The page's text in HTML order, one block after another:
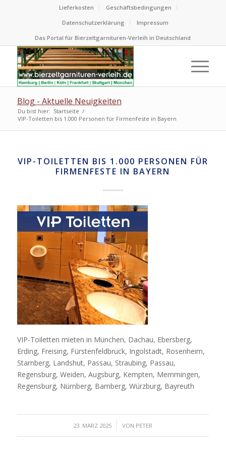
Lieferkosten
Geschäftsbedingungen
Datenschutzerklärung
Impressum
Das Portal für Bierzeltgarnituren-Verleih in Deutschland
Blog - Aktuelle Neuigkeiten
Du bist hier: Startseite /
VIP-Toiletten bis 1.000 Personen für Firmenfeste in Bayern
VIP-TOILETTEN BIS 1.000 PERSONEN FÜR
FIRMENFESTE IN BAYERN
VIP-Toiletten mieten in München, Dachau, Ebersberg,
Erding, Freising, Fürstenfeldbruck, Ingolstadt, Rosenheim,
Starnberg, Landshut, Passau, Straubing, Passau,
Regensburg, Weiden, Augsburg, Kempten, Memmingen,
Regensburg, Nürnberg, Bamberg, Würzburg, Bayreuth
23. MÄRZ 2025
/ VON PETER